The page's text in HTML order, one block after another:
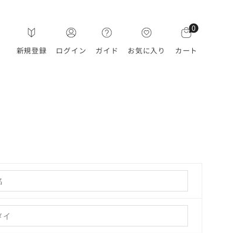
新規登録 ログイン ガイド お気に入り
0
カート